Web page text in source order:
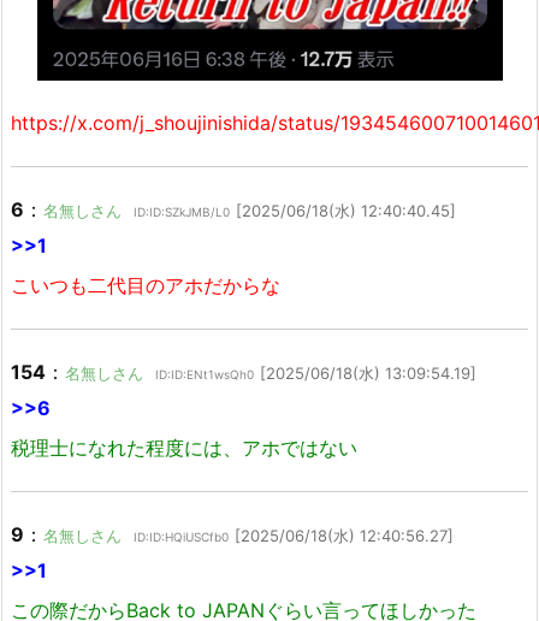
https://x.com/j_shoujinishida/status/
6 ： 名無しさん ID:ID:SZkJMB/L0 [2025/06/18(水) 12:40:40.45]
>>1
こいつも二代目のアホだからな
154 ： 名無しさん ID:ID:ENt1wsQh0 [2025/06/18(水) 13:09:54.19]
>>6
税理士になれた程度には、アホではない
9 ： 名無しさん ID:ID:HQiUSCfb0 [2025/06/18(水) 12:40:56.27]
>>1
この際だからBack to JAPANぐらい言ってほしかった